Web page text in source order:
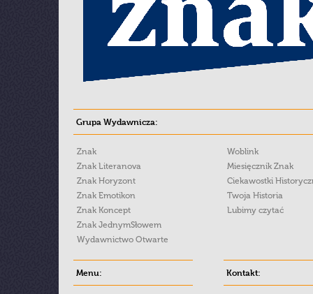
Grupa Wydawnicza:
Znak
Znak Literanova
Znak Horyzont
Znak Emotikon
Znak Koncept
Znak JednymSłowem
Wydawnictwo Otwarte
Woblink
Miesięcznik Znak
Ciekawostki
Twoja Historia
Lubimy czytać
Menu: Kontakt: